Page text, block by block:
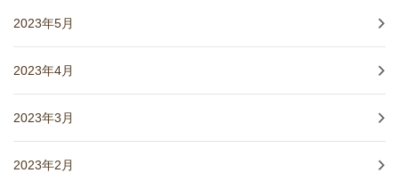
2023年5月
2023年4月
2023年3月
2023年2月